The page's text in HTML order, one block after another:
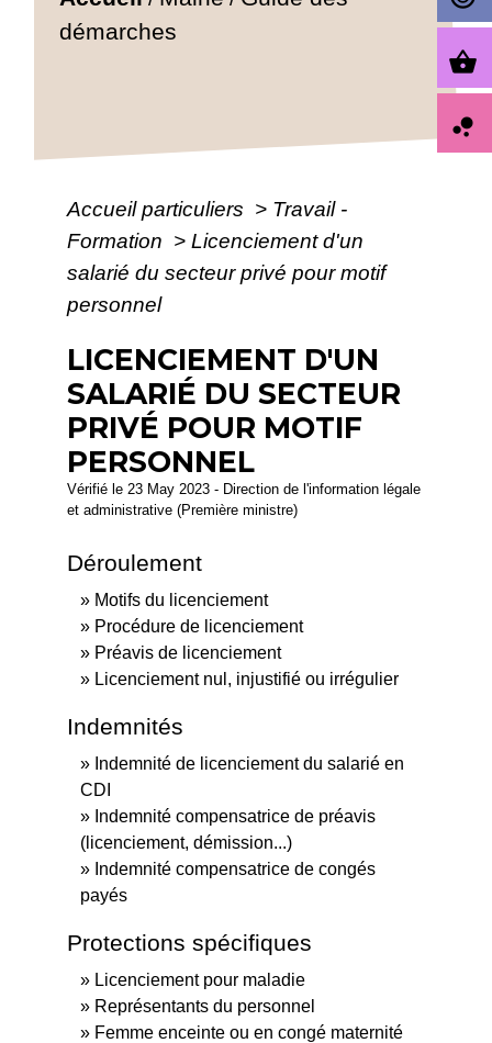
démarches
Accueil particuliers > Travail -
Formation > Licenciement d'un
salarié du secteur privé pour motif
personnel
LICENCIEMENT D'UN
SALARIÉ DU SECTEUR
PRIVÉ POUR MOTIF
PERSONNEL
Vérifié le 23 May 2023 - Direction de l'information légale
et administrative (Première ministre)
Déroulement
Motifs du licenciement
Procédure de licenciement
Préavis de licenciement
Licenciement nul, injustifié ou irrégulier
Indemnités
Indemnité de licenciement du salarié en
CDI
Indemnité compensatrice de préavis
(licenciement, démission...)
Indemnité compensatrice de congés
payés
Protections spécifiques
Licenciement pour maladie
Représentants du personnel
Femme enceinte ou en congé maternité
shopping_basket
bubble_chart